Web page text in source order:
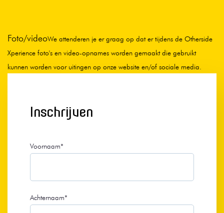
Foto/videoWe attenderen je er graag op dat er tijdens de Otherside
Xperience foto's en video-opnames worden gemaakt die gebruikt
kunnen worden voor uitingen op onze website en/of sociale media.
Inschrijven
Voornaam*
Achternaam*